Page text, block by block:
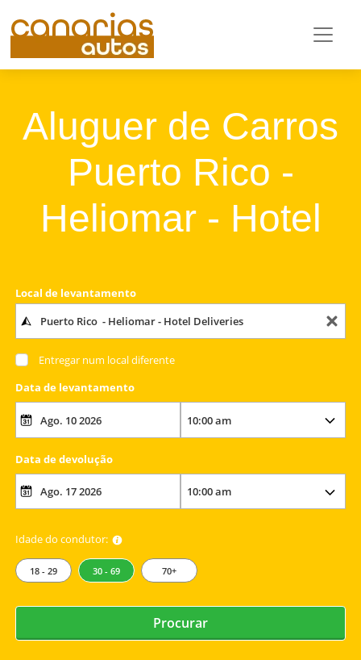
Aluguer de Carros
Puerto Rico -
Heliomar - Hotel
Local de levantamento
Entregar num local diferente
Data de levantamento
Data de devolução
Idade do condutor:
18 - 29 30 - 69 70+
Procurar